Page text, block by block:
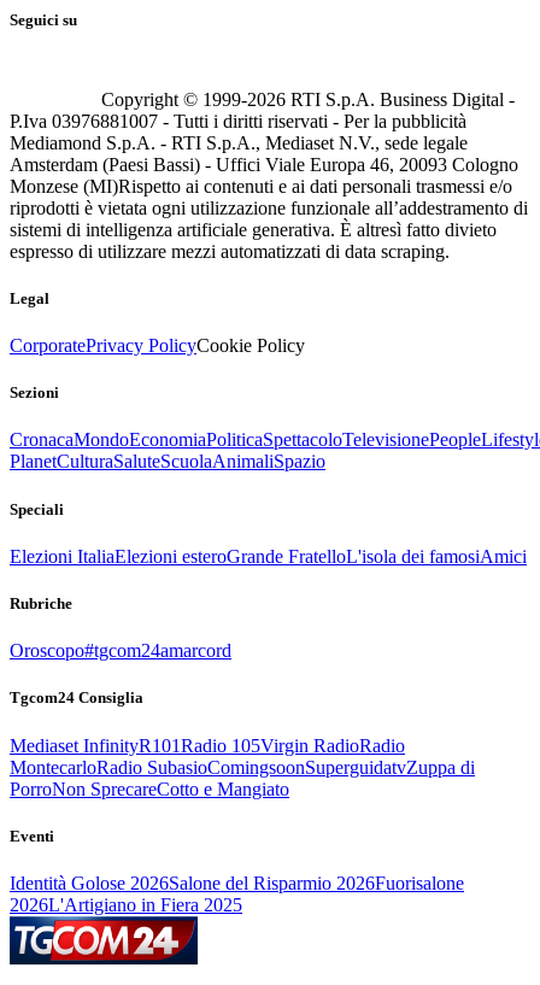
Seguici su
Copyright © 1999-2026 RTI S.p.A. Business Digital -
P.Iva 03976881007 - Tutti i diritti riservati - Per la pubblicità
Mediamond S.p.A. - RTI S.p.A., Mediaset N.V., sede legale
Amsterdam (Paesi Bassi) - Uffici Viale Europa 46, 20093 Cologno
Monzese (MI)Rispetto ai contenuti e ai dati personali trasmessi e/o
riprodotti è vietata ogni utilizzazione funzionale all’addestramento di
sistemi di intelligenza artificiale generativa. È altresì fatto divieto
espresso di utilizzare mezzi automatizzati di data scraping.
Legal
CorporatePrivacy PolicyCookie Policy
Sezioni
CronacaMondoEconomiaPoliticaSpettacoloTelevisionePeople
PlanetCulturaSaluteScuolaAnimaliSpazio
Speciali
Elezioni ItaliaElezioni esteroGrande FratelloL'isola dei famosiAmici
Rubriche
Oroscopo#tgcom24amarcord
Tgcom24 Consiglia
Mediaset InfinityR101Radio 105Virgin RadioRadio
MontecarloRadio SubasioComingsoonSuperguidatvZuppa di
PorroNon SprecareCotto e Mangiato
Eventi
Identità Golose 2026Salone del Risparmio 2026Fuorisalone
2026L'Artigiano in Fiera 2025